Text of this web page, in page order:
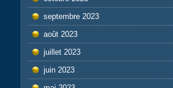
septembre 2023
août 2023
juillet 2023
juin 2023